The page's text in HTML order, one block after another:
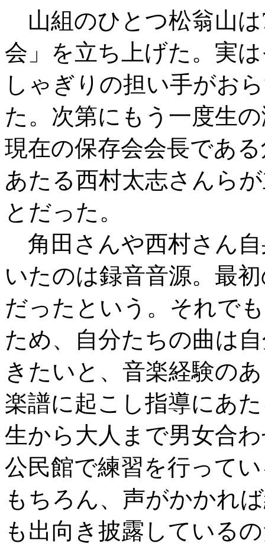
山組のひとつ松翁山
会」を立ち上げた。実
しゃぎりの担い手がお
た。次第にもう一度生
現在の保存会会長であ
あたる西村太志さんら
とだった。
角田さんや西村さん
いたのは録音音源。最
だったという。それで
ため、自分たちの曲は
きたいと、音楽経験の
楽譜に起こし指導にあ
生から大人まで男女合
公民館で練習を行って
もちろん、声がかかれ
も出向き披露している